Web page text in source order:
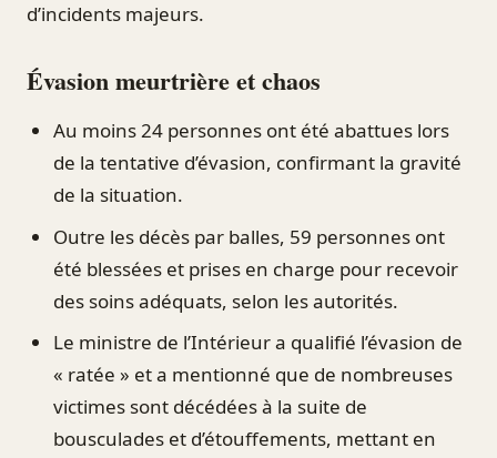
d’incidents majeurs.
Évasion meurtrière et chaos
Au moins 24 personnes ont été abattues lors
de la tentative d’évasion, confirmant la gravité
de la situation.
Outre les décès par balles, 59 personnes ont
été blessées et prises en charge pour recevoir
des soins adéquats, selon les autorités.
Le ministre de l’Intérieur a qualifié l’évasion de
« ratée » et a mentionné que de nombreuses
victimes sont décédées à la suite de
bousculades et d’étouffements, mettant en